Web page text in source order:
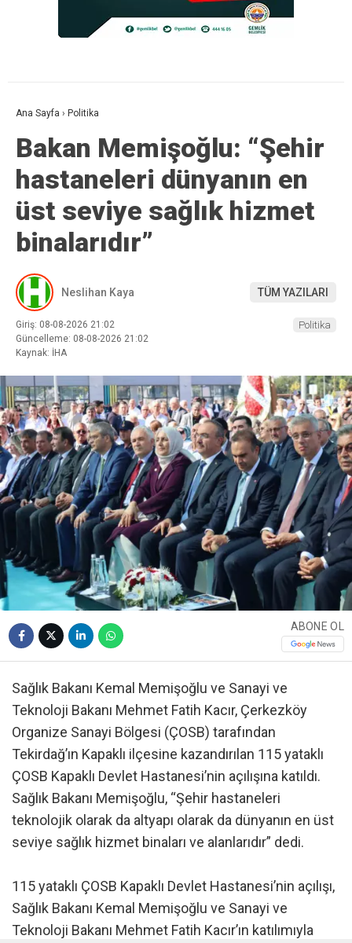
Ana Sayfa › Politika
Bakan Memişoğlu: “Şehir
hastaneleri dünyanın en
üst seviye sağlık hizmet
binalarıdır”
Neslihan Kaya TÜM YAZILARI
Giriş: 08-08-2026 21:02
Güncelleme: 08-08-2026 21:02
Kaynak: İHA
Politika
ABONE OL
Sağlık Bakanı Kemal Memişoğlu ve Sanayi ve
Teknoloji Bakanı Mehmet Fatih Kacır, Çerkezköy
Organize Sanayi Bölgesi (ÇOSB) tarafından
Tekirdağ’ın Kapaklı ilçesine kazandırılan 115 yataklı
ÇOSB Kapaklı Devlet Hastanesi’nin açılışına katıldı.
Sağlık Bakanı Memişoğlu, “Şehir hastaneleri
teknolojik olarak da altyapı olarak da dünyanın en üst
seviye sağlık hizmet binaları ve alanlarıdır” dedi.
115 yataklı ÇOSB Kapaklı Devlet Hastanesi’nin açılışı,
Sağlık Bakanı Kemal Memişoğlu ve Sanayi ve
Teknoloji Bakanı Mehmet Fatih Kacır’ın katılımıyla